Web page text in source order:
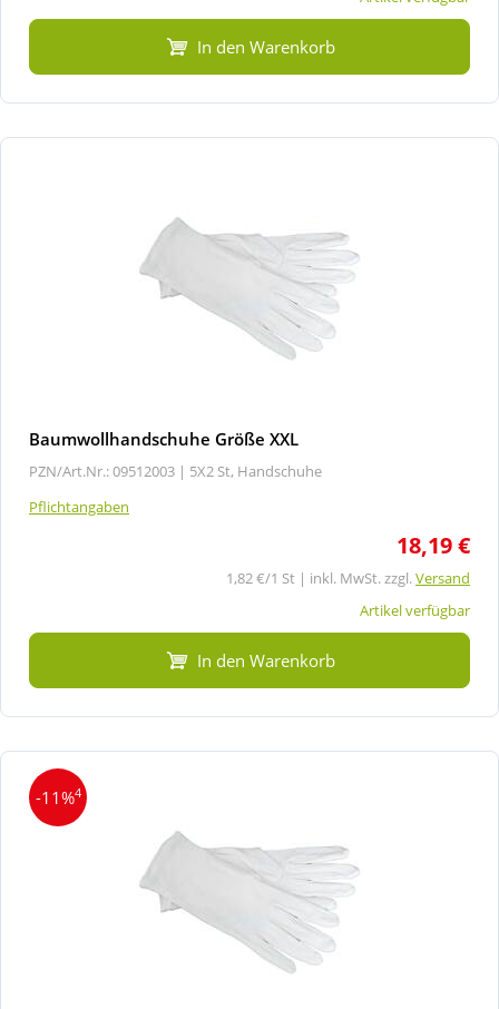
In den Warenkorb
Baumwollhandschuhe Größe XXL
PZN/Art.Nr.: 09512003 | 5X2 St, Handschuhe
Pflichtangaben
18,19 €
1,82 €/1 St | inkl. MwSt. zzgl.Versand
Artikel verfügbar
In den Warenkorb
-11%4